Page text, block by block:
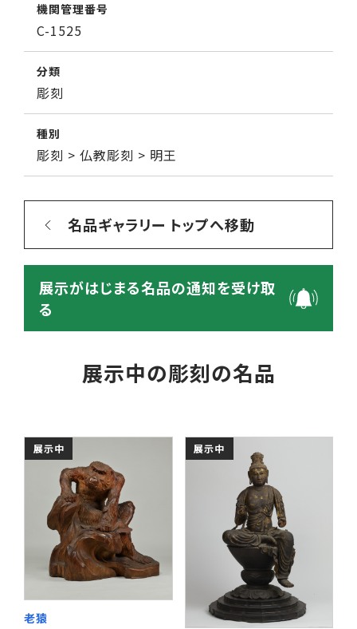
機関管理番号
C-1525
分類
彫刻
種別
彫刻 > 仏教彫刻 > 明王
名品ギャラリー トップへ移動
展示がはじまる名品の通知を受け取
る
展示中の彫刻の名品
展示中
老猿
展示中